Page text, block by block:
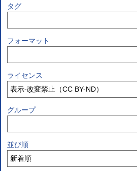
タグ
フォーマット
ライセンス
グループ
並び順